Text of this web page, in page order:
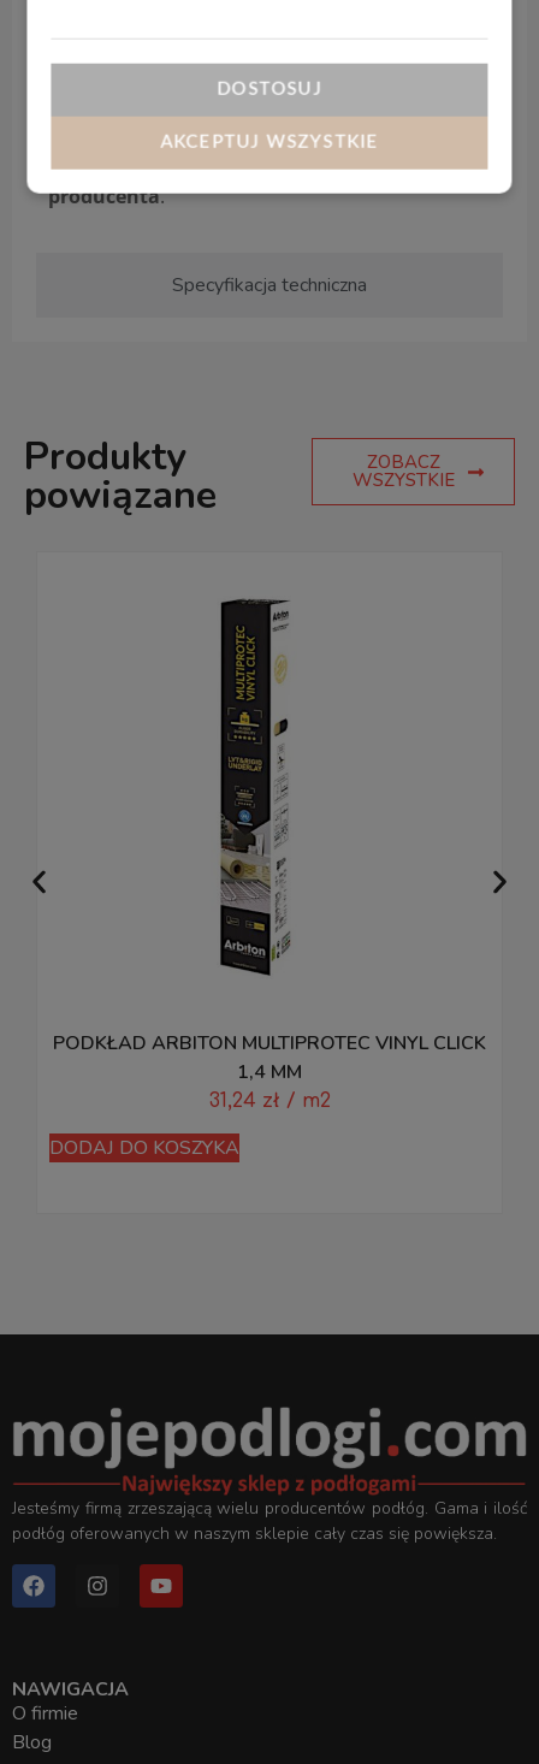
Specyfikacja techniczna
uszkodzenia mechaniczne. Dodatkowo nie
wymagają cyklinowania, ani olejowania, dzięki
konserwacji. Panele laminowane zkolekcji
Maison posiadają dożywotnią gwarancję
producenta.
Produkty
powiązane
ZOBACZ
WSZYSTKIE
PODKŁAD ARBITON MULTIPROTEC VINYL CLICK
1,4 MM
31,24 zł / m2
DODAJ DO KOSZYKA
Jesteśmy firmą zrzeszającą wielu producentów podłóg. Gama i ilość
podłóg oferowanych w naszym sklepie cały czas się powiększa.
NAWIGACJA
O firmie
Blog
DOSTOSUJ
AKCEPTUJ WSZYSTKIE